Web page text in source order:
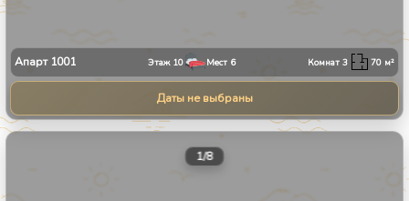
Апарт 1001 Этаж 10 Мест 6 Комнат3 70 м²
Даты не выбраны
1/8